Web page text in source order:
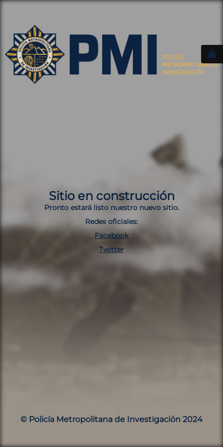
Sitio en construcción
Pronto estará listo nuestro nuevo sitio.
Redes oficiales:
Facebook
Twitter
© Policía Metropolitana de Investigación 2024